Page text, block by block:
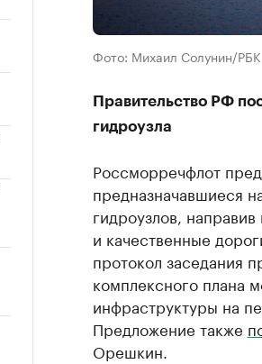
Фото: Михаил Солунин/РБК
Правительство РФ
гидроузла
Россморречфлот
предназначавшиеся
гидроузлов,
и качественные
протокол заседания
комплексного плана
инфраструктуры на
Предложение также
Орешкин.